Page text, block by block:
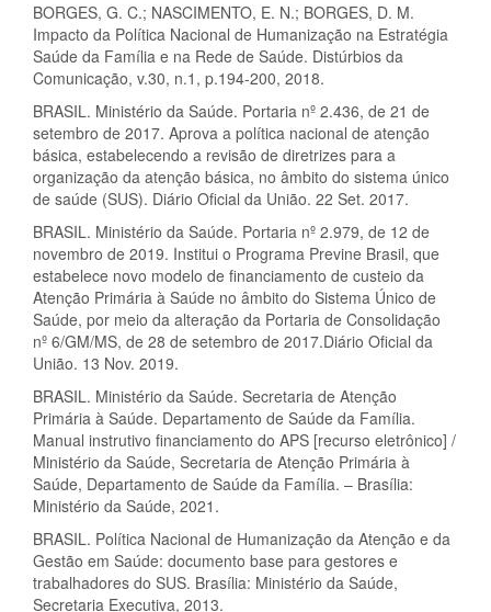
BORGES, G. C.; NASCIMENTO, E. N.; BORGES, D. M.
Impacto da Política Nacional de Humanização na Estratégia
Saúde da Família e na Rede de Saúde. Distúrbios da
Comunicação, v.30, n.1, p.194-200, 2018.
BRASIL. Ministério da Saúde. Portaria nº 2.436, de 21 de
setembro de 2017. Aprova a política nacional de atenção
básica, estabelecendo a revisão de diretrizes para a
organização da atenção básica, no âmbito do sistema único
de saúde (SUS). Diário Oficial da União. 22 Set. 2017.
BRASIL. Ministério da Saúde. Portaria nº 2.979, de 12 de
novembro de 2019. Institui o Programa Previne Brasil, que
estabelece novo modelo de financiamento de custeio da
Atenção Primária à Saúde no âmbito do Sistema Único de
Saúde, por meio da alteração da Portaria de Consolidação
nº 6/GM/MS, de 28 de setembro de 2017.Diário Oficial da
União. 13 Nov. 2019.
BRASIL. Ministério da Saúde. Secretaria de Atenção
Primária à Saúde. Departamento de Saúde da Família.
Manual instrutivo financiamento do APS [recurso eletrônico] /
Ministério da Saúde, Secretaria de Atenção Primária à
Saúde, Departamento de Saúde da Família. – Brasília:
Ministério da Saúde, 2021.
BRASIL. Política Nacional de Humanização da Atenção e da
Gestão em Saúde: documento base para gestores e
trabalhadores do SUS. Brasília: Ministério da Saúde,
Secretaria Executiva, 2013.